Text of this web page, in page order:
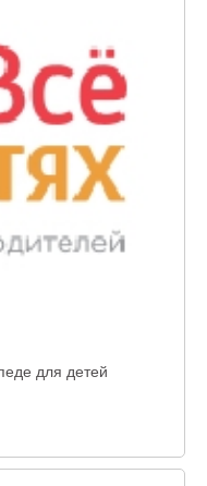
для детей